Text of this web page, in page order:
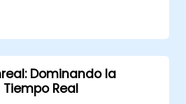
3D.
sus diseños
en la nube de
Dominando la
Real